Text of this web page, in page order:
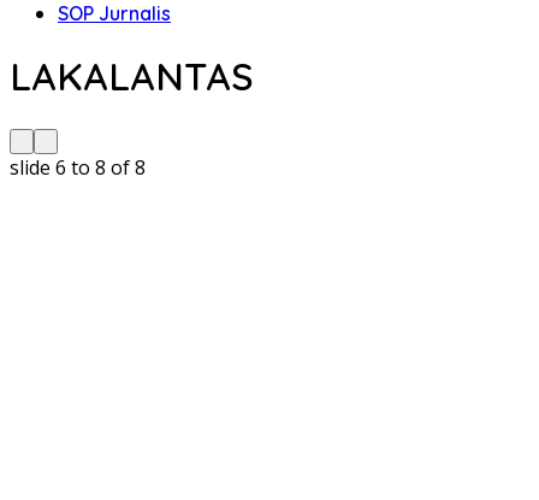
SOP Jurnalis
LAKALANTAS
slide 6 to 8 of 8